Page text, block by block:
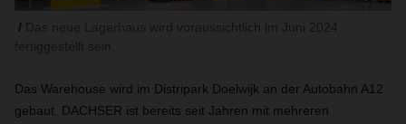
Das Warehouse wird im Distripark Doelwijk an der Autobahn A12
gebaut. DACHSER ist bereits seit Jahren mit mehreren